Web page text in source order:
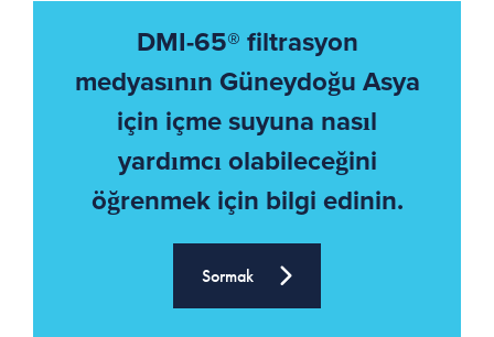
DMI-65® filtrasyon
medyasının Güneydoğu Asya
için içme suyuna nasıl
yardımcı olabileceğini
öğrenmek için bilgi edinin.
Sormak